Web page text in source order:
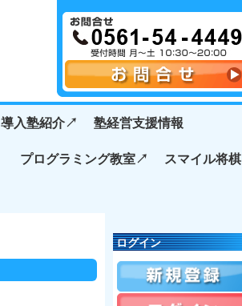
導入塾紹介↗️ 塾経営支援情報
プログラミング教室↗️ スマイル将棋
ログイン